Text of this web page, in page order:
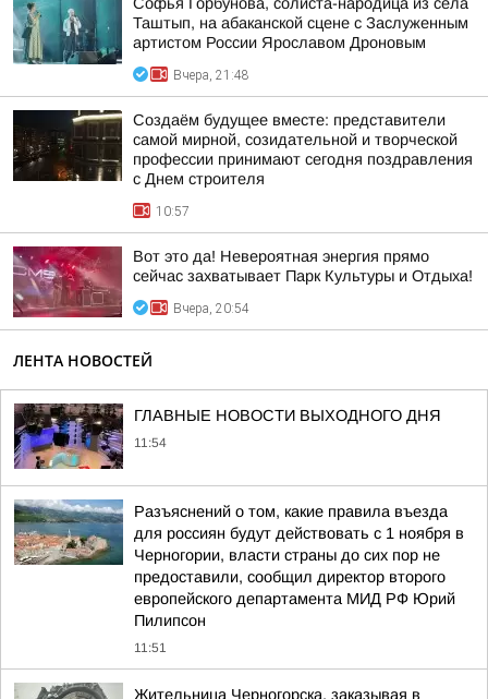
Таштып, на абаканской сцене с Заслуженным
артистом России Ярославом Дроновым
Вчера, 21:48
Создаём будущее вместе: представители
самой мирной, созидательной и творческой
профессии принимают сегодня поздравления
с Днем строителя
10:57
Вот это да! Невероятная энергия прямо
сейчас захватывает Парк Культуры и Отдыха!
Вчера, 20:54
ЛЕНТА НОВОСТЕЙ
ГЛАВНЫЕ НОВОСТИ ВЫХОДНОГО ДНЯ
11:54
Разъяснений о том, какие правила въезда
для россиян будут действовать с 1 ноября в
Черногории, власти страны до сих пор не
предоставили, сообщил директор второго
европейского департамента МИД РФ Юрий
Пилипсон
11:51
Жительница Черногорска, заказывая в